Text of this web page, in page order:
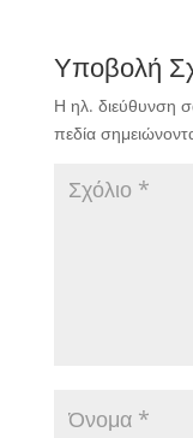
Υποβολή
Η ηλ. διεύθυνση
πεδία